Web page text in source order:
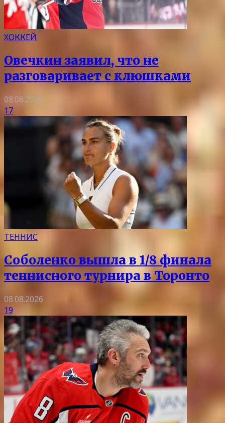
ХОККЕЙ
Овечкин заявил, что не
разговаривает с клюшками
08.08.2026
17
ТЕННИС
Соболенко вышла в 1/8 финала
теннисного турнира в Торонто
08.08.2026
19